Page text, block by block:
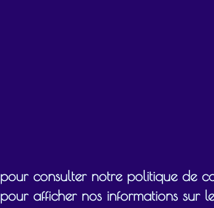
pour consulter notre politique de
pour afficher nos informations sur